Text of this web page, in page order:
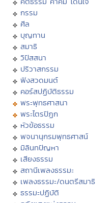
กรรม
ศีล
บุญทาน
สมาธิ
วิปัสสนา
ปริวาสกรรม
ฟังสวดมนต์
คอร์สปฏิบัติธรรม
พระพุทธศาสนา
พระไตรปิฏก
หัวข้อธรรม
พจนานุกรมพุทธศาสน์
มิลินทปัญหา
เสียงธรรม
สถานีเพลงธรรมะ
เพลงธรรมะ/ดนตรีสมาธิ
ธรรมะปฏิบัติ